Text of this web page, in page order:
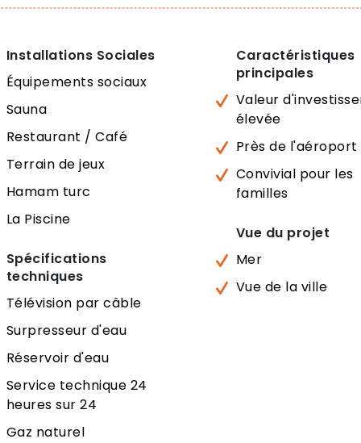
Installations Sociales
Équipements sociaux
Sauna
Restaurant / Café
Terrain de jeux
Hamam turc
La Piscine
Spécifications
techniques
Télévision par câble
Surpresseur d'eau
Réservoir d'eau
Service technique 24
heures sur 24
Gaz naturel
Caractéristiques
principales
Valeur
élevée
Près de l'aéroport
Convivial pour les
familles
Vue du projet
Mer
Vue de la ville